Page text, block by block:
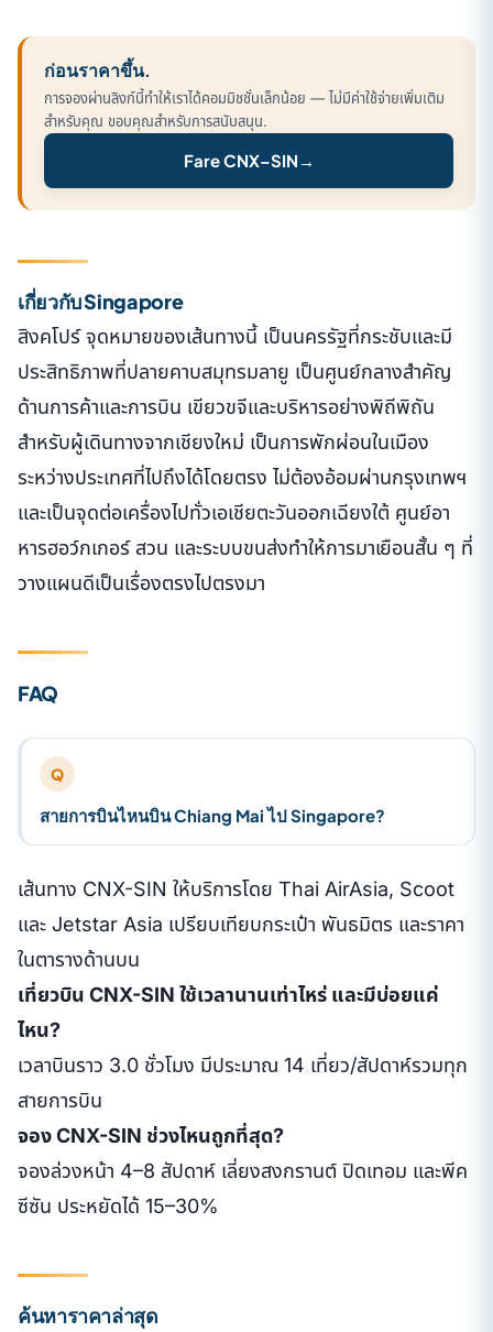
ก่อนราคาขึ้น.
การจองผ่านลิงก์นี้ทำให้เราได้คอมมิชชั่นเล็กน้อย — ไม่มีค่าใช้จ่ายเพิ่มเติม
สำหรับคุณ ขอบคุณสำหรับการสนับสนุน.
Fare CNX–SIN →
เกี่ยวกับ Singapore
สิงคโปร์ จุดหมายของเส้นทางนี้ เป็นนครรัฐที่กระชับและมี
ประสิทธิภาพที่ปลายคาบสมุทรมลายู เป็นศูนย์กลางสำคัญ
ด้านการค้าและการบิน เขียวขจีและบริหารอย่างพิถีพิถัน
สำหรับผู้เดินทางจากเชียงใหม่ เป็นการพักผ่อนในเมือง
ระหว่างประเทศที่ไปถึงได้โดยตรง ไม่ต้องอ้อมผ่านกรุงเทพฯ
และเป็นจุดต่อเครื่องไปทั่วเอเชียตะวันออกเฉียงใต้ ศูนย์อา
หารฮอว์กเกอร์ สวน และระบบขนส่งทำให้การมาเยือนสั้น ๆ ที่
วางแผนดีเป็นเรื่องตรงไปตรงมา
FAQ
Q
สายการบินไหนบิน Chiang Mai ไป Singapore?
เส้นทาง CNX-SIN ให้บริการโดย Thai AirAsia, Scoot
และ Jetstar Asia เปรียบเทียบกระเป๋า พันธมิตร และราคา
ในตารางด้านบน
เที่ยวบิน CNX-SIN ใช้เวลานานเท่าไหร่ และมีบ่อยแค่
ไหน?
เวลาบินราว 3.0 ชั่วโมง มีประมาณ 14 เที่ยว/สัปดาห์รวมทุก
สายการบิน
จอง CNX-SIN ช่วงไหนถูกที่สุด?
จองล่วงหน้า 4–8 สัปดาห์ เลี่ยงสงกรานต์ ปิดเทอม และพีค
ซีซัน ประหยัดได้ 15–30%
ค้นหาราคาล่าสุด